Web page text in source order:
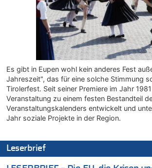
Belgier knackt Jackpot bei Lotterie
mehr als 111 Millionen €
08.08.2026 - 17:46 von Der Alte zu
Belgier knackt Jackpot bei Lotterie
mehr als 111 Millionen €
08.08.2026 - 17:45 von Der Alte zu
Zwölf Jahre nach Aachener Bankraub: 70-
08.08.2026 - 17:43 von Der Alte zu
Leipzig, Mechernich und die Frage: Wer
Drohnen mit Strengstoff? War es Russland?
08.08.2026 - 17:16 von Bingo zu
Zweite Hitzewelle in diesem Sommer ist
08.08.2026 - 16:20 von Russentrolle zu
Leipzig, Mechernich und die Frage: Wer
Drohnen mit Strengstoff? War es Russland?
Es gibt in Eupen wohl kein anderes Fest
Jahreszeit", das für eine solche Stimmung
Tirolerfest. Seit seiner Premiere im Jahr
Veranstaltung zu einem festen Bestandteil
Veranstaltungskalenders entwickelt und
Jahr soziale Projekte in der Region.
Leserbrief